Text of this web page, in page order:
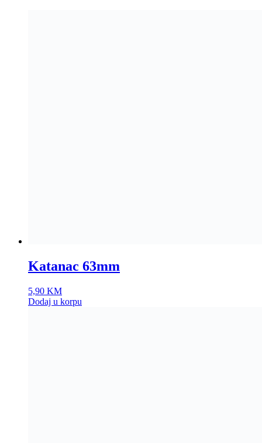
Katanac 63mm
5,90 KM
Dodaj u korpu